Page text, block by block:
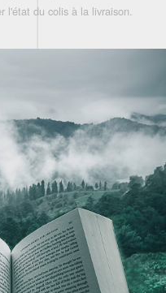
l'état du colis à la livraison.